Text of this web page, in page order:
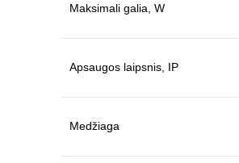
Maksimali galia, W
Apsaugos laipsnis, IP
Medžiaga